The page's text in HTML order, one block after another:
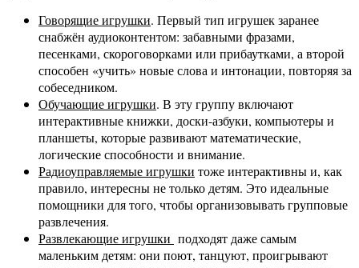
Говорящие игрушки. Первый тип игрушек заранее
снабжён аудиоконтентом: забавными фразами,
песенками, скороговорками или прибаутками, а второй
способен «учить» новые слова и интонации, повторяя за
собеседником.
Обучающие игрушки. В эту группу включают
интерактивные книжки, доски-азбуки, компьютеры и
планшеты, которые развивают математические,
логические способности и внимание.
Радиоуправляемые игрушки тоже интерактивны и, как
правило, интересны не только детям. Это идеальные
помощники для того, чтобы организовывать групповые
развлечения.
Развлекающие игрушки подходят даже самым
маленьким детям: они поют, танцуют, проигрывают